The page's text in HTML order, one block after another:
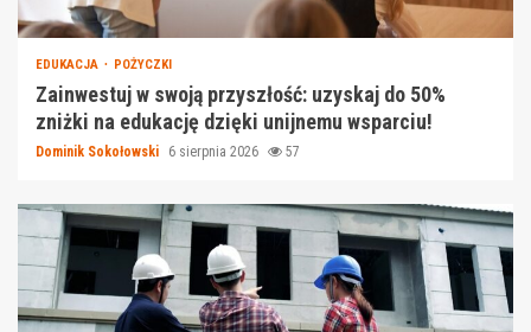
EDUKACJA POŻYCZKI
Zainwestuj w swoją przyszłość: uzyskaj do 50%
zniżki na edukację dzięki unijnemu wsparciu!
Dominik Sokołowski 6 sierpnia 2026 57